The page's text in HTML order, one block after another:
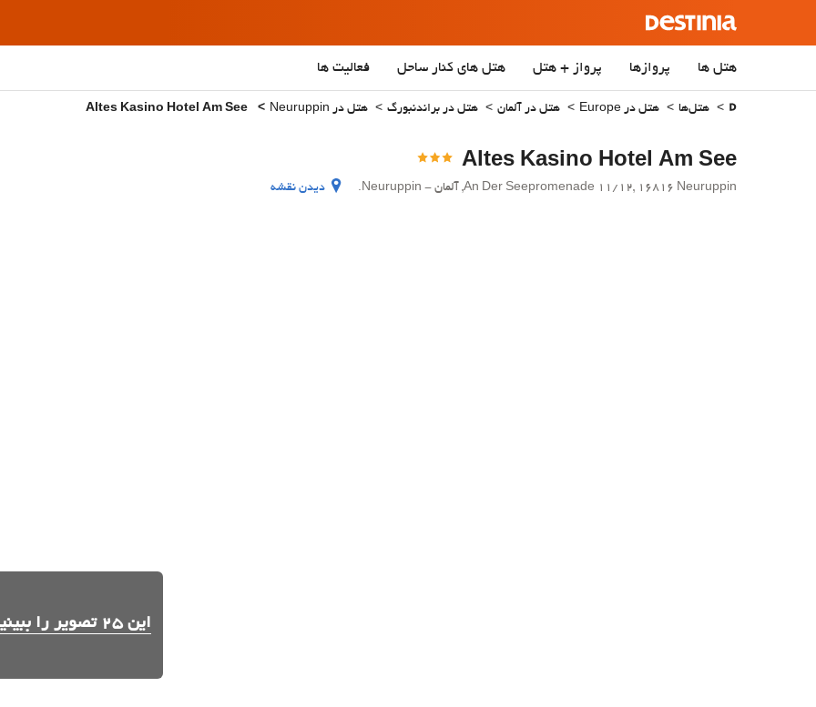
هتل ها پروازها پرواز + هتل هتل‌ های کنار ساحل فعالیت ها
هتل‌ها هتل در Europe هتل در آلمان هتل در براندنبورگ هتل در Neuruppin
Altes Kasino Hotel Am See
An Der Seepromenade 11/12, 16816 Neuruppin, آلمان - Neuruppin. دیدن نقشه
این 25 تصویر را ببینید.